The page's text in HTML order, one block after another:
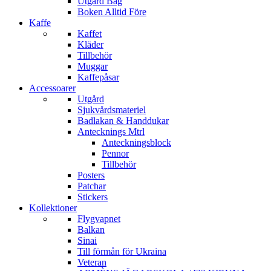
Boken Alltid Före
Kaffe
Kaffet
Kläder
Tillbehör
Muggar
Kaffepåsar
Accessoarer
Utgård
Sjukvårdsmateriel
Badlakan & Handdukar
Antecknings Mtrl
Anteckningsblock
Pennor
Tillbehör
Posters
Patchar
Stickers
Kollektioner
Flygvapnet
Balkan
Sinai
Till förmån för Ukraina
Veteran